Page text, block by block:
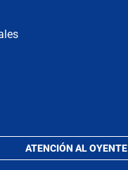
ATENCIÓN AL OYENTE